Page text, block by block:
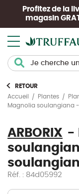
Profitez de la
magasin
RETOUR
Accueil
Plantes
Magnolia soulangiana
ARBORIX
Réf. : 84d05992